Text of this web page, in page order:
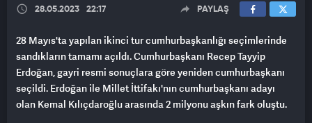
28.05.2023 22:17 PAYLAŞ
28 Mayıs'ta yapılan ikinci tur cumhurbaşkanlığı seçimlerinde
sandıkların tamamı açıldı. Cumhurbaşkanı Recep Tayyip
Erdoğan, gayri resmi sonuçlara göre yeniden cumhurbaşkanı
seçildi. Erdoğan ile Millet İttifakı'nın cumhurbaşkanı adayı
olan Kemal Kılıçdaroğlu arasında 2 milyonu aşkın fark oluştu.